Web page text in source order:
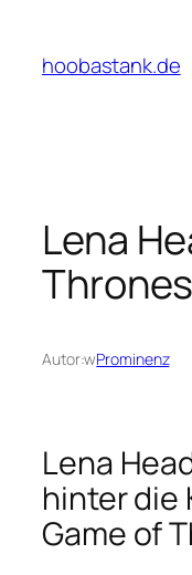
treścihoobastank.de
Lena
Autor:wProminenz
Lena
hinter die
Game of